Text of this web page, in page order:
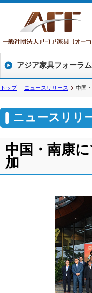
アジア家具フォーラ
トップ ニュースリリース 中国
ニュースリリ
中国・南康
加